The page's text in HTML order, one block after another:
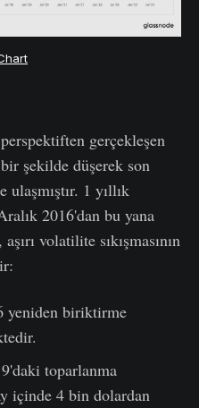
gerçekleşen
şekilde düşerek son
ulaşmıştır. 1 yıllık
2016'dan bu yana
volatilite sıkışmasının
yeniden biriktirme
toparlanma
içinde 4 bin dolardan